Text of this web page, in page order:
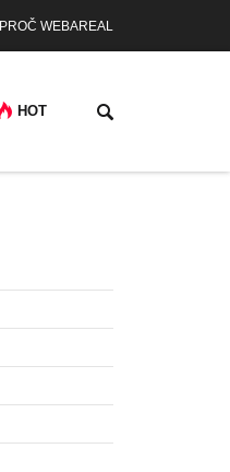
PROČ WEBAREAL
HOT